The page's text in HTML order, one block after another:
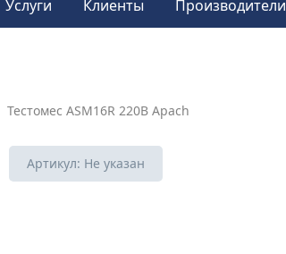
Услуги Клиенты Производители
Тестомес ASM16R 220В Apach
Артикул: Не указан